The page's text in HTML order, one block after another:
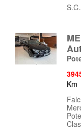
Km